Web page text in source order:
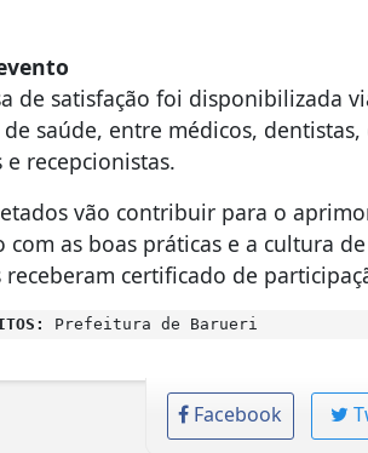
de satisfação foi disponibilizada
saúde, entre médicos,
recepcionistas.
vão contribuir para o
com as boas práticas e a cultura
certificado de
Prefeitura de Barueri
Facebook